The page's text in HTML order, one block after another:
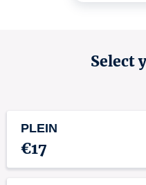
Select
PLEIN
€17